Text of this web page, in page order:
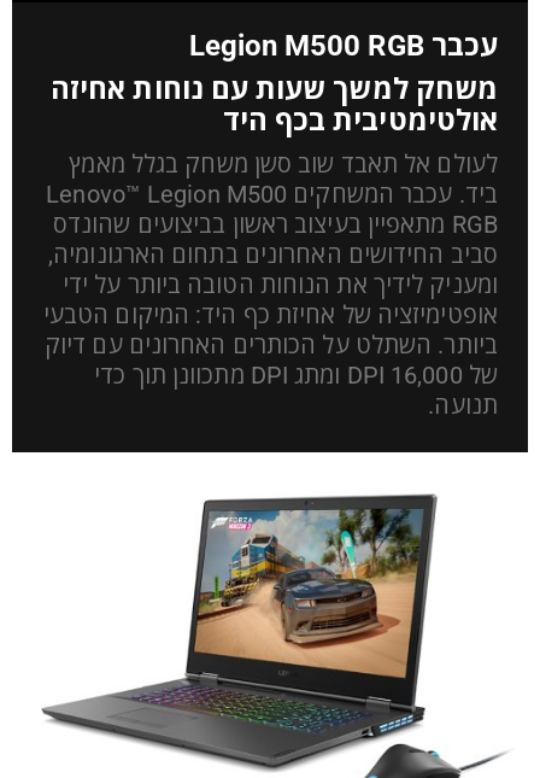
עכבר Legion M500 RGB
משחק למשך שעות עם נוחות אחיזה
אולטימטיבית בכף היד
לעולם אל תאבד שוב סשן משחק בגלל מאמץ
ביד. עכבר המשחקים Lenovo™ Legion M500
RGB מתאפיין בעיצוב ראשון בביצועים שהונדס
סביב החידושים האחרונים בתחום הארגונומיה,
ומעניק לידיך את הנוחות הטובה ביותר על ידי
אופטימיזציה של אחיזת כף היד: המיקום הטבעי
ביותר. השתלט על הכותרים האחרונים עם דיוק
של 16,000 DPI ומתג DPI מתכוונן תוך כדי
תנועה.